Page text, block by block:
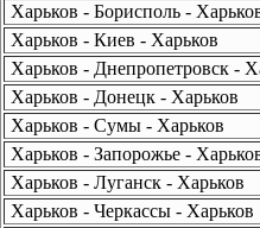
Харьков - Борисполь -
Харьков - Киев - Харьков
Харьков - Днепропетровск -
Харьков - Донецк - Харьков
Харьков - Сумы - Харьков
Харьков - Запорожье -
Харьков - Луганск - Харьков
Харьков - Черкассы - Харьков